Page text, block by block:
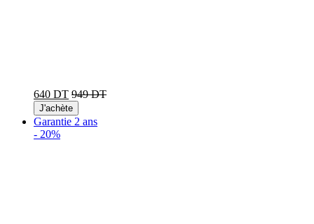
640 DT 949 DT
J'achète
Garantie 2 ans
- 20%